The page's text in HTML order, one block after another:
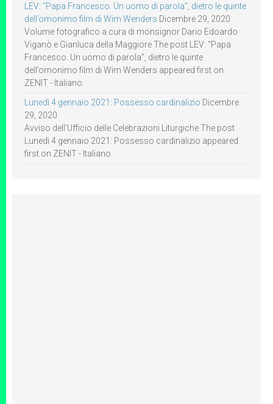
LEV: “Papa Francesco. Un uomo di parola”, dietro le quinte
dell’omonimo film di Wim Wenders Dicembre 29, 2020
Volume fotografico a cura di monsignor Dario Edoardo
Viganò e Gianluca della Maggiore The post LEV: “Papa
Francesco. Un uomo di parola”, dietro le quinte
dell’omonimo film di Wim Wenders appeared first on
ZENIT - Italiano.
Lunedì 4 gennaio 2021: Possesso cardinalizio Dicembre
29, 2020
Avviso dell’Ufficio delle Celebrazioni Liturgiche The post
Lunedì 4 gennaio 2021: Possesso cardinalizio appeared
first on ZENIT - Italiano.